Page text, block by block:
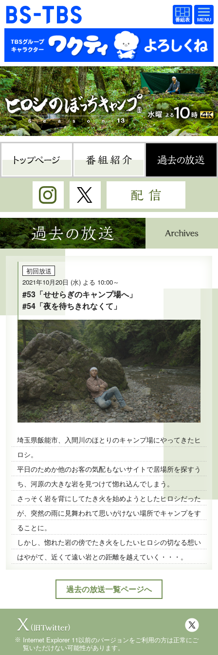
BS-TBS
番組
表
BS-TBS
番組
表
ドラマ 映画
紀行 報道
教養 スポーツ
音楽 エンタメ
アニメ ファンクラブ
検索
視聴方法 4K放送
イベント ショッピング
公式SNS プレゼント
ご意見・ご感想 会社情報
Instagram Twitter
過去の放送
初回放送
2021年10月20日 (水) よる 10:00～
#53「せせらぎのキャンプ場へ」
#54「夜を待ちきれなくて」
埼玉県飯能市、入間川のほとりのキャンプ場にやってきたヒ
ロシ。
平日のためか他のお客の気配もないサイトで居場所を探すう
ち、河原の大きな岩を見つけて惚れ込んでしまう。
さっそく岩を背にしてたき火を始めようとしたヒロシだった
が、突然の雨に見舞われて思いがけない場所でキャンプをす
ることに。
しかし、惚れた岩の傍でたき火をしたいヒロシの切なる想い
はやがて、近くて遠い岩との距離を越えていく・・・。
過去の放送一覧ページへ
Internet Explorer 11以前のバージョンをご利用の方は正常にご
覧いただけない可能性があります。